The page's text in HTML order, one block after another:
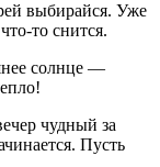
выбирайся. Уже
то снится.
солнце —
чудный за
Пусть